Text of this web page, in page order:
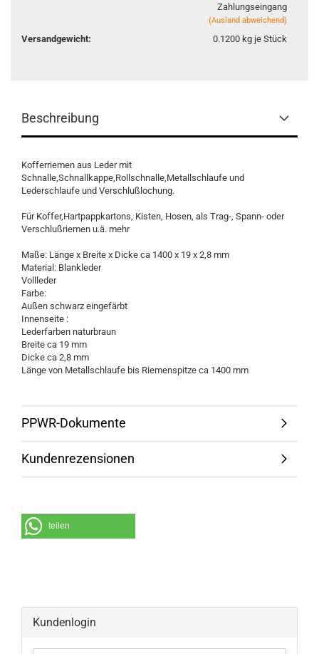
Zahlungseingang
(Ausland abweichend)
Versandgewicht: 0.1200kg je Stück
Beschreibung
Kofferriemen aus Leder mit
Schnalle,Schnallkappe,Rollschnalle,Metallschlaufe und
Lederschlaufe und Verschlußlochung.
Für Koffer,Hartpappkartons, Kisten, Hosen, als Trag-, Spann- oder
Verschlußriemen u.ä. mehr
Maße: Länge x Breite x Dicke ca 1400 x 19 x 2,8 mm
Material: Blankleder
Vollleder
Farbe:
Außen schwarz eingefärbt
Innenseite :
Lederfarben naturbraun
Breite ca 19 mm
Dicke ca 2,8 mm
Länge von Metallschlaufe bis Riemenspitze ca 1400 mm
PPWR-Dokumente
Kundenrezensionen
teilen
Kundenlogin